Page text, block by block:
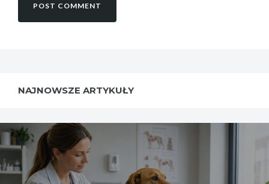
NAJNOWSZE ARTYKUŁY